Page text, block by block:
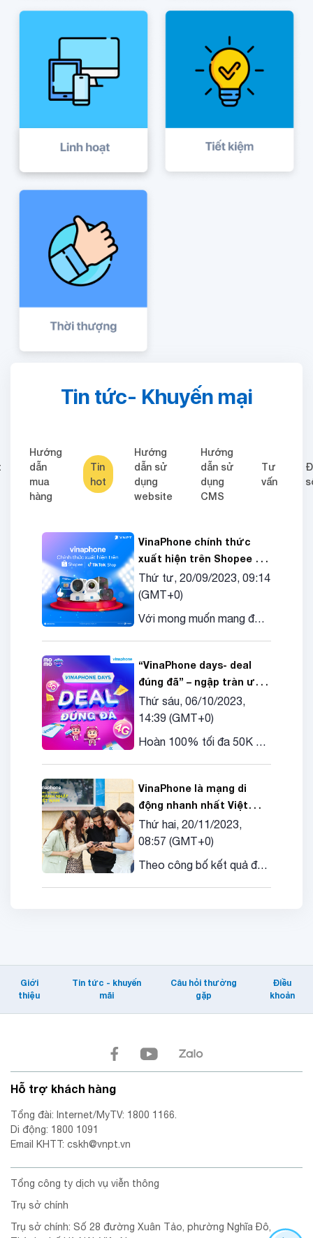
Tin tức- Khuyến mại
Hướng
dẫn
mua
hàng
Tin
hot
Hướng
dẫn sử
dụng
website
Hướng
dẫn sử
dụng
CMS
Tư
vấn
VinaPhone chính thức
xuất hiện trên Shopee và
TikTok Shop!
Thứ tư, 20/09/2023, 09:14
(GMT+0)
Với mong muốn mang đến
ngày 15/9/2023,
VinaPhone chính thức triển
khai bán các thiết bị công
nghệ và viễn thông trên 2
sàn thương mại điện tử
Shop
“VinaPhone days- deal
đúng đã” – ngập tràn ưu
đãi khủng trong ứng dụng
Momo
Thứ sáu, 06/10/2023,
14:39 (GMT+0)
Hoàn 100% tối đa 50K khi
VinaPhone là mạng di
động nhanh nhất Việt
Nam năm 2023
Thứ hai, 20/11/2023,
08:57 (GMT+0)
Theo công bố kết quả đo
công bố chính thức trên
website Speedtest.net
của Tổ chức Ookla, đơn vị
đo kiểm tốc độ di động và
Giới
thiệu
Tin tức - khuyến
mãi
Câu hỏi thường
gặp
Điều
khoản
Hỗ trợ khách hàng
Tổng đài: Internet/MyTV: 1800 1166.
Di động: 1800 1091
Email KHTT: cskh@vnpt.vn
Tổng công ty dịch vụ viễn thông
Trụ sở chính
Trụ sở chính: Số 28 đường Xuân Tảo, phường Nghĩa Đô,